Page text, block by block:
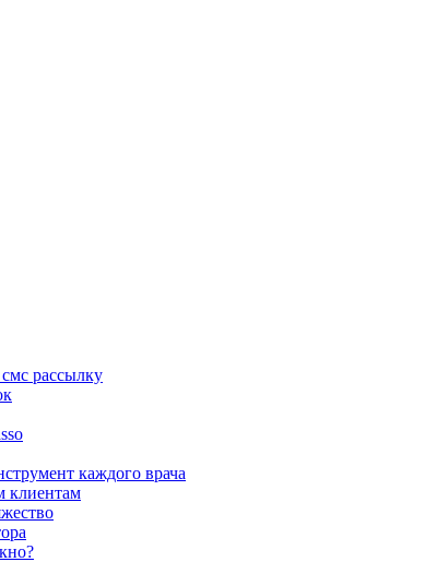
смс рассылку
каждого врача
клиентам